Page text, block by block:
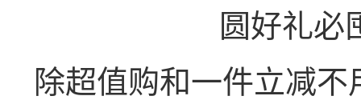
除超值购和一件立减